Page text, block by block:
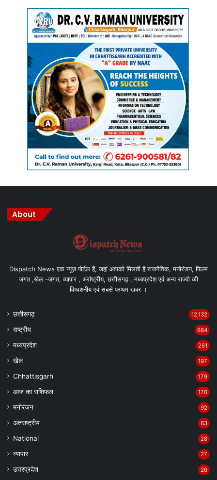
About
Dispatch News एक न्यूज़ पोर्टल हैं, जहां आपको मिलती हैं राजनैतिक, मनोरंजन, फिल्म
जगत ,खेल -जगत, व्यापार , अंर्राष्ट्रीय, छत्तीसगढ़ , मध्यप्रदेश एवं अन्य राज्यो की
विश्वशनीय एवं सबसे प्रथम खबर ।
छत्तीसगढ़ 12,132
राष्ट्रीय 684
मध्यप्रदेश 281
खेल 197
Chhattisgarh 179
आज का राशिफल 170
मनोरंजन 92
अंतराष्ट्रीय 83
National 28
व्यापार 27
उत्तरप्रदेश 26